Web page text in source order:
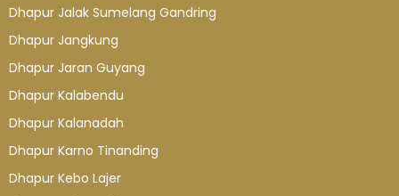
Dhapur Jalak Sumelang Gandring
Dhapur Jangkung
Dhapur Jaran Guyang
Dhapur Kalabendu
Dhapur Kalanadah
Dhapur Karno Tinanding
Dhapur Kebo Lajer